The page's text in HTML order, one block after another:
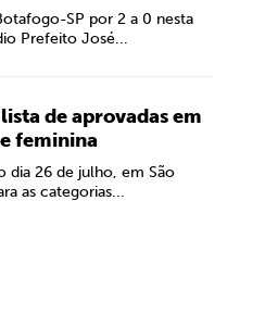
SP por 2 a 0 nesta
Prefeito José...
de aprovadas em
feminina
dia 26 de julho, em São
as categorias...